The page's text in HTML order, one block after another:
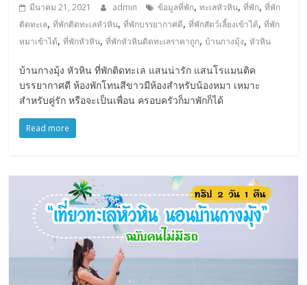
เที่ยว
เที่ยว
กิน
ที่พัก
มากมาย
มีนาคม 21, 2021 admin ข้อมูลที่พัก,ทะเลหัวหิน,ที่พัก,ที่พัก
ติดทะเล,ที่พักติดทะเลหัวหิน,ที่พักบรรยากาศดี,ที่พักสัตว์เลี้ยงเข้าได้,ที่พัก
หมาเข้าได้,ที่พักหัวหิน,ที่พักหัวหินติดทะเลราคาถูก,บ้านกางมุ้ง,หัวหิน
บ้านกางมุ้ง หัวหิน ที่พักติดทะเล แสนน่ารัก แสนโรแมนติค
บรรยากาศดี ห้องพักโทนสีขาวมีห้องสำหรับน้องหมา เหมาะ
สำหรับคู่รัก หรือจะเป็นเพื่อน ครอบครัวก็มาพักก็ได้
Read more